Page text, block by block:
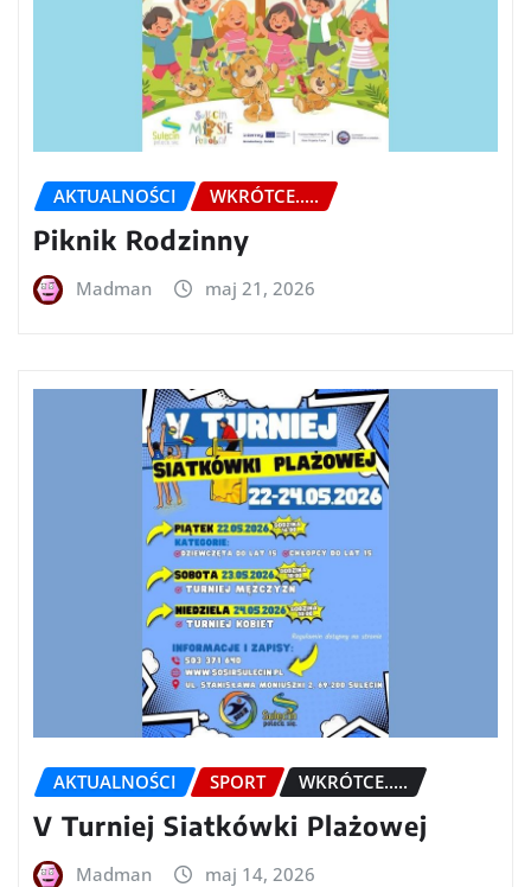
AKTUALNOŚCI WKRÓTCE.....
Piknik Rodzinny
Madman maj 21, 2026
AKTUALNOŚCI SPORT WKRÓTCE.....
V Turniej Siatkówki Plażowej
Madman maj 14, 2026